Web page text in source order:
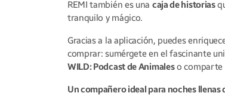
REMI también es una caja de historias
tranquilo y mágico.
Gracias a la aplicación, puedes
comprar: sumérgete en el fascinante
WILD: Podcast de Animaleso comparte
Un compañero ideal para noches llenas